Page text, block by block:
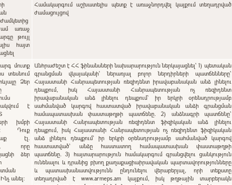
առաջ
թույլ
հայտ
Համակարգում աշխատելիս պետք է առաջնորդվել կայքում տեղադրված
ժամացույցով
մուտք
տեսնում
Ձեր
է
խմբի
Դուք
էլ.
որը
ձեր
անել:
Անհրաժեշտ է ՀՀ ֆինանսների նախարարություն ներկայացնել՝ 1) պետական
գրանցման վկայականի՝ ներառյալ բոլոր ներդիրների պատճենները`
Հայաստանի Հանրապետության ռեզիդենտ իրավաբանական անձ լինելու
դեպքում, իսկ Հայաստանի Հանրապետության ոչ ռեզիդենտ
իրավաբանական անձ լինելու դեպքում` իր երկրի օրենսդրությամբ
սահմանված կարգով հաստատված իրավաբանական անձի գրանցման
համապատասխան փաստաթղթի պատճենը. 2) անձնագրի պատճենը`
Հայաստանի Հանրապետության ռեզիդենտ ֆիզիկական անձ լինելու
դեպքում, իսկ Հայաստանի Հանրապետության ոչ ռեզիդենտ ֆիզիկական
անձ լինելու դեպքում` իր երկրի օրենսդրությամբ սահմանված կարգով
հաստատված՝ անձը հաստատող համապատասխան փաստաթղթի
պատճենը. 3) հայտարարություն համակարգում գրանցվելու ցանկություն
ունենալու և դրանից բխող քաղաքացիաիրավական պարտավորությունները
և պատասխանատվությունն ընդունելու վերաբերյալ, որի տեքստը
տեղադրված է www.armeps.am կայքում, իսկ թղթային տարբերակն